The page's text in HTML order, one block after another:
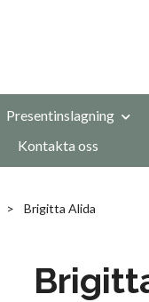
Presentinslagning
Kontakta oss
Brigitta Alida